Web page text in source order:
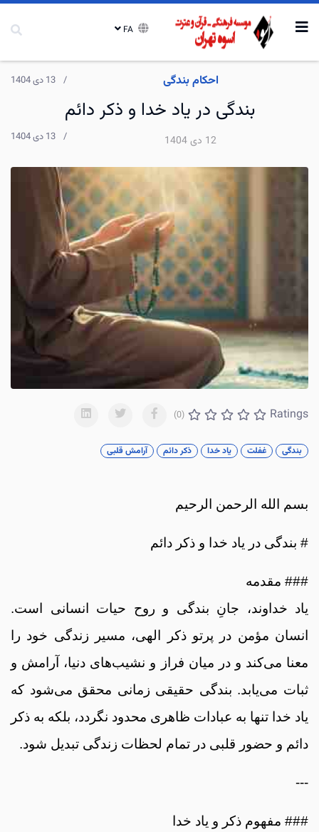
احکام بندگی 13 دی 1404
بندگی در یاد خدا و ذکر دائم
12 دی 1404 13 دی 1404
Ratings
(0)
بندگی غفلت یاد خدا ذکر دائم آرامش قلبی
بسم الله الرحمن الرحیم
# بندگی در یاد خدا و ذکر دائم
### مقدمه
یاد خداوند، جانِ بندگی و روح حیات انسانی است.
انسان مؤمن در پرتو ذکر الهی، مسیر زندگی خود را
معنا می‌کند و در میان فراز و نشیب‌های دنیا، آرامش و
ثبات می‌یابد. بندگی حقیقی زمانی محقق می‌شود که
یاد خدا تنها به عبادات ظاهری محدود نگردد، بلکه به ذکر
دائم و حضور قلبی در تمام لحظات زندگی تبدیل شود.
---
### مفهوم ذکر و یاد خدا